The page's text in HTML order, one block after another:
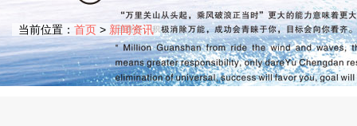
当前位置： 首页 > 新闻资讯